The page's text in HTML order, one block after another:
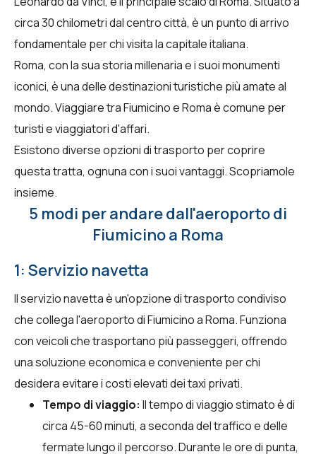
circa 30 chilometri dal centro città, è un punto di arrivo
fondamentale per chi visita la capitale italiana.
Roma, con la sua storia millenaria e i suoi monumenti
iconici, è una delle destinazioni turistiche più amate al
mondo. Viaggiare tra Fiumicino e Roma è comune per
turisti e viaggiatori d'affari.
Esistono diverse opzioni di trasporto per coprire
questa tratta, ognuna con i suoi vantaggi. Scopriamole
insieme.
5 modi per andare dall'aeroporto di
Fiumicino a Roma
1: Servizio navetta
Il servizio navetta è un'opzione di trasporto condiviso
che collega l'aeroporto di Fiumicino a Roma. Funziona
con veicoli che trasportano più passeggeri, offrendo
una soluzione economica e conveniente per chi
desidera evitare i costi elevati dei taxi privati.
Tempo di viaggio: Il tempo di viaggio stimato è di
circa 45-60 minuti, a seconda del traffico e delle
fermate lungo il percorso. Durante le ore di punta,